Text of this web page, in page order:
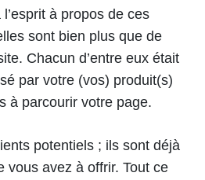
à propos de ces
sont bien plus que de
Chacun d’entre eux était
par votre (vos) produit(s)
à parcourir votre page.
potentiels ; ils sont déjà
vous avez à offrir. Tout ce